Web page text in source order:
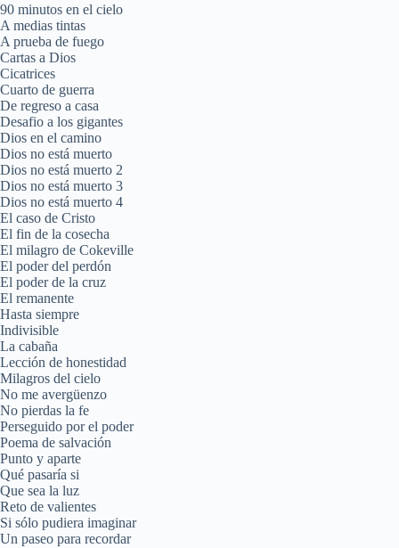
90 minutos en el cielo
A medias tintas
A prueba de fuego
Cartas a Dios
Cicatrices
Cuarto de guerra
De regreso a casa
Desafio a los gigantes
Dios en el camino
Dios no está muerto
Dios no está muerto 2
Dios no está muerto 3
Dios no está muerto 4
El caso de Cristo
El fin de la cosecha
El milagro de Cokeville
El poder del perdón
El poder de la cruz
El remanente
Hasta siempre
Indivisible
La cabaña
Lección de honestidad
Milagros del cielo
No me avergüenzo
No pierdas la fe
Perseguido por el poder
Poema de salvación
Punto y aparte
Qué pasaría si
Que sea la luz
Reto de valientes
Si sólo pudiera imaginar
Un paseo para recordar